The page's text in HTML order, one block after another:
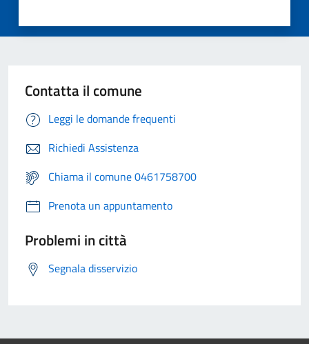
Contatta il comune
Leggi le domande frequenti
Richiedi Assistenza
Chiama il comune 0461758700
Prenota un appuntamento
Problemi in città
Segnala disservizio